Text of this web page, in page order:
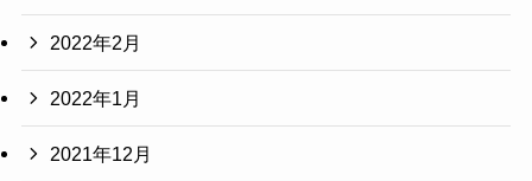
2022年2月
2022年1月
2021年12月